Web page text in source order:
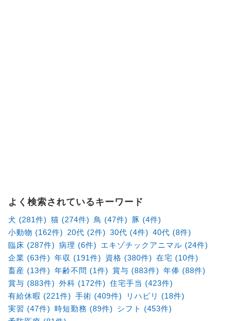
よく検索されているキーワード
犬 (281件) 猫 (274件) 鳥 (47件)
豚 (4件)
小動物 (162件)
20代 (2件) 30代 (4件) 40代 (8件)
臨床 (287件) 病理 (6件)
エキゾチックアニマル (24件)
企業 (63件) 年収 (191件) 資格 (380件) 在宅 (10件)
畜産 (13件) 年齢不問 (1件) 賞与 (883件) 年俸 (88件)
賞与 (883件) 外科 (172件) 住宅手当 (423件)
有給休暇 (221件) 手術 (409件)
リハビリ (18件)
実習 (47件) 時短勤務 (89件)
シフト (453件)